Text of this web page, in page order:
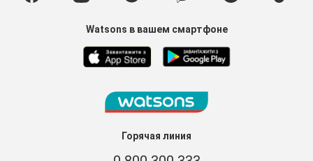
Горячая линия
Watsons в вашем смартфоне